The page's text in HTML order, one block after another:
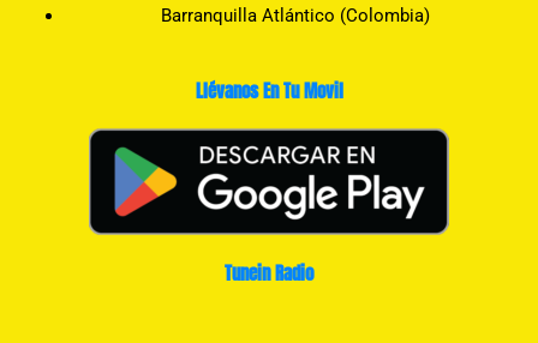
Barranquilla Atlántico (Colombia)
Llévanos En Tu Movil
Tunein Radio